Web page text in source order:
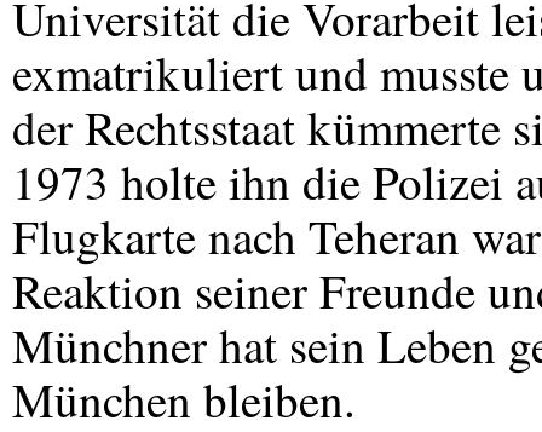
Universität die Vorarbeit
exmatrikuliert und musste
der Rechtsstaat kümmerte
1973 holte ihn die Polizei
Flugkarte nach Teheran
Reaktion seiner Freunde
Münchner hat sein Leben
München bleiben.